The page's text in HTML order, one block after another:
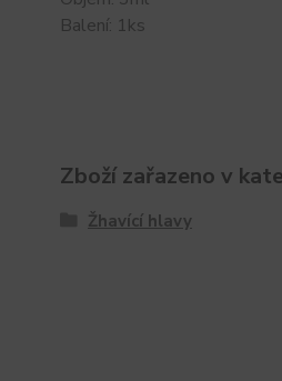
Balení: 1ks
Zboží zařazeno v
Žhavící hlavy